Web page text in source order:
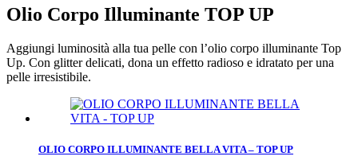
Olio Corpo Illuminante TOP UP
Aggiungi luminosità alla tua pelle con l’olio corpo illuminante Top
Up. Con glitter delicati, dona un effetto radioso e idratato per una
pelle irresistibile.
OLIO CORPO ILLUMINANTE BELLA VITA – TOP UP